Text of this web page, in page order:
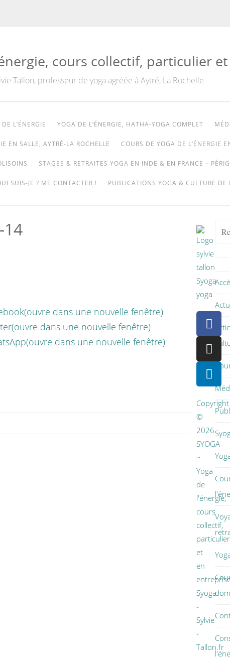
cours collectif, particulier
Tallon, professeur de yoga agréée à Aytré, La Rochelle
L’ÉNERGIE YOGA DE L’ÉNERGIE, HATHA-YOGA COMPLET
EN SALLE, AYTRÉ-LA ROCHELLE COURS DE YOGA DE L’ÉNERGIE
STAGES & RETRAITES YOGA EN INDE & EN FRANCE –
SUIS-JE ? ME CONTACTER ! PUBLICATIONS YOGA & CULTURE DE
dans une nouvelle fenêtre)
dans une nouvelle fenêtre)
dans une nouvelle fenêtre)
Copyright
©
2026
SYOGA
~
Yoga
de
l'énergie,
cours
collectif,
particulier
et
en
Syoga
-
Sylvie
-
Tallon.fr